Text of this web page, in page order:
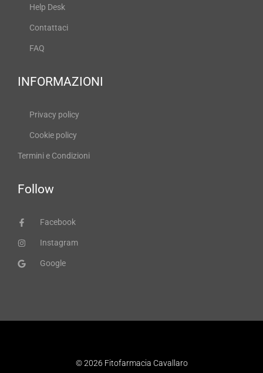
Help Desk
Contattaci
FAQ
INFORMAZIONI
Privacy policy
Cookie policy
Termini e Condizioni
Follow
Facebook
Instagram
Google
© 2026 Fitofarmacia Cavallaro